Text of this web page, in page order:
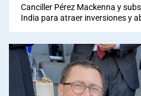
Canciller Pérez Mackenna y
India para atraer inversiones y